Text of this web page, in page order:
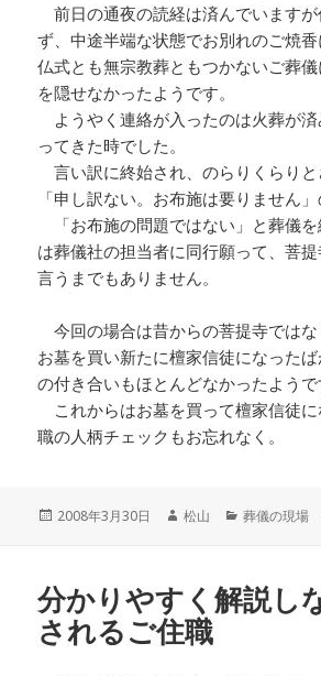
前日の通夜の読経は済んでいます
ず、中途半端な状態でお別れのご焼香
仏式とも無宗教葬ともつかないご葬
を隠せなかったようです。
ようやく連絡が入ったのは火葬が
ってきた時でした。
言い訳に終始され、のらりくらりと
「申し訳ない。お布施は要りません」
「お布施の問題ではない」と葬儀
は葬儀社の担当者に同行願って、菩
言うまでもありません。
今回の場合は昔からの菩提寺では
お墓を買い新たに檀家信徒になった
の付き合いもほとんどなかったようで
これからはお墓を買って檀家信徒
職の人柄チェックもお忘れなく。
投
2008年3月30日
作
松山
カ
ー
葬儀の現場
分かりやすく解説し
されるご住職